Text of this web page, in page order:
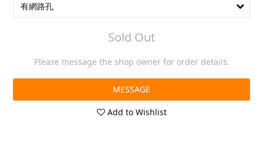
Sold Out
Please message the shop owner for order details.
MESSAGE
Add to Wishlist